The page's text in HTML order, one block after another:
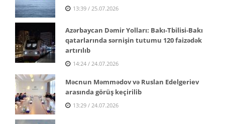
13:39 / 25.07.2026
Azərbaycan Dəmir Yolları: Bakı-Tbilisi-Bakı
qatarlarında sərnişin tutumu 120 faizədək
artırılıb
14:24 / 24.07.2026
Məcnun Məmmədov və Ruslan Edelgeriev
arasında görüş keçirilib
13:29 / 24.07.2026